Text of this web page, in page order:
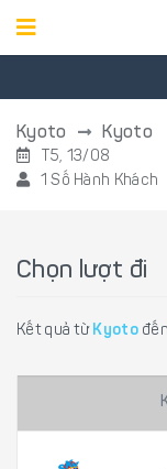
Kyoto Kyoto
T5, 13/08
1 Số Hành Khách
Chọn lượt đi
Kết quả từ Kyotođến